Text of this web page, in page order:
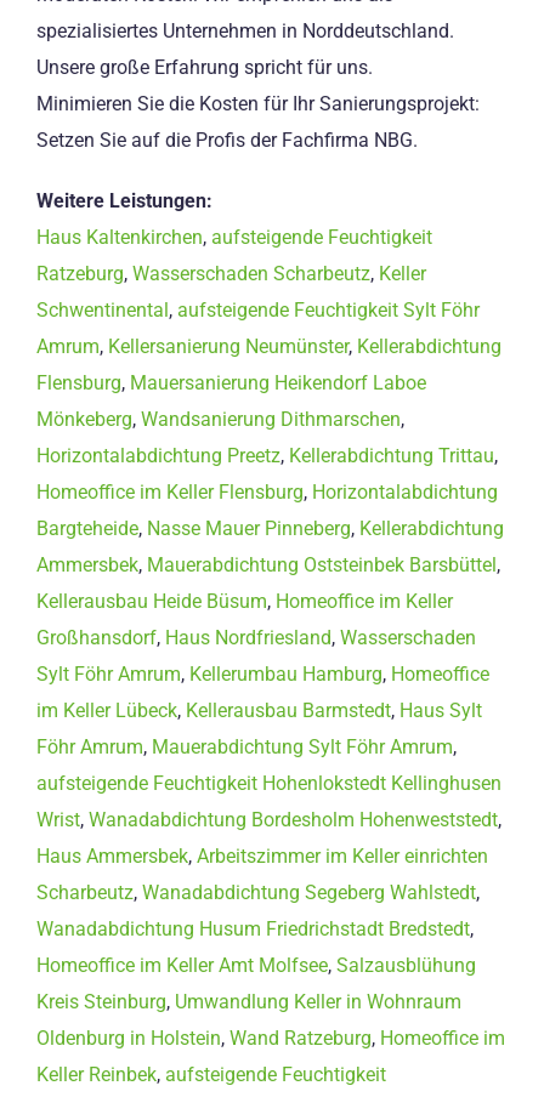
spezialisiertes Unternehmen in Norddeutschland.
Unsere große Erfahrung spricht für uns.
Minimieren Sie die Kosten für Ihr Sanierungsprojekt:
Setzen Sie auf die Profis der Fachfirma NBG.
Weitere Leistungen:
Haus Kaltenkirchen, aufsteigende Feuchtigkeit
Ratzeburg, Wasserschaden Scharbeutz, Keller
Schwentinental, aufsteigende Feuchtigkeit Sylt Föhr
Amrum, Kellersanierung Neumünster, Kellerabdichtung
Flensburg, Mauersanierung Heikendorf Laboe
Mönkeberg, Wandsanierung Dithmarschen,
Horizontalabdichtung Preetz, Kellerabdichtung Trittau,
Homeoffice im Keller Flensburg, Horizontalabdichtung
Bargteheide, Nasse Mauer Pinneberg, Kellerabdichtung
Ammersbek, Mauerabdichtung Oststeinbek Barsbüttel,
Kellerausbau Heide Büsum, Homeoffice im Keller
Großhansdorf, Haus Nordfriesland, Wasserschaden
Sylt Föhr Amrum, Kellerumbau Hamburg, Homeoffice
im Keller Lübeck, Kellerausbau Barmstedt, Haus Sylt
Föhr Amrum, Mauerabdichtung Sylt Föhr Amrum,
aufsteigende Feuchtigkeit Hohenlokstedt Kellinghusen
Wrist, Wanadabdichtung Bordesholm Hohenweststedt,
Haus Ammersbek, Arbeitszimmer im Keller einrichten
Scharbeutz, Wanadabdichtung Segeberg Wahlstedt,
Wanadabdichtung Husum Friedrichstadt Bredstedt,
Homeoffice im Keller Amt Molfsee, Salzausblühung
Kreis Steinburg, Umwandlung Keller in Wohnraum
Oldenburg in Holstein, Wand Ratzeburg, Homeoffice im
Keller Reinbek, aufsteigende Feuchtigkeit